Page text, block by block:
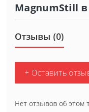
MagnumStill
Отзывы (0)
+ Оставить
Нет отзывов об этом